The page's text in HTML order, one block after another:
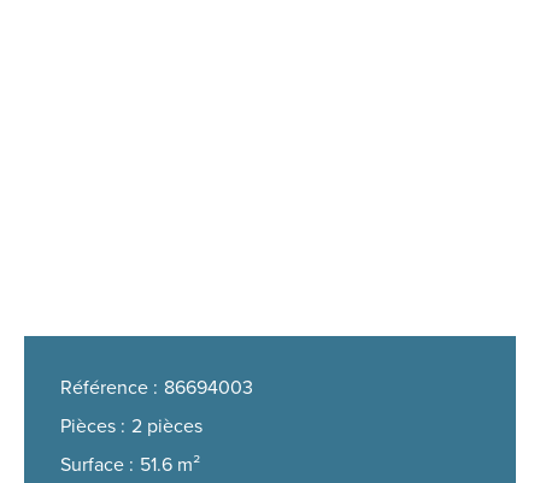
Référence
86694003
Pièces
2 pièces
Surface
51.6 m²